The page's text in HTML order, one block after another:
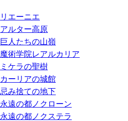
リエーニエ
アルター高原
巨人たちの山嶺
魔術学院レアルカリア
ミケラの聖樹
カーリアの城館
忌み捨ての地下
永遠の都ノクローン
永遠の都ノクステラ